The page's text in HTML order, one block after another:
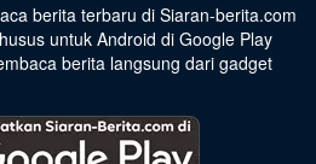
berita terbaru di Siaran-berita.com
untuk Android di Google Play
berita langsung dari gadget